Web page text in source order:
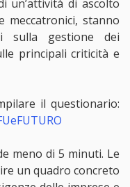
un’attività di ascolto
meccatronici, stanno
sulla gestione dei
principali criticità e
il questionario:
meno di 5 minuti. Le
un quadro concreto